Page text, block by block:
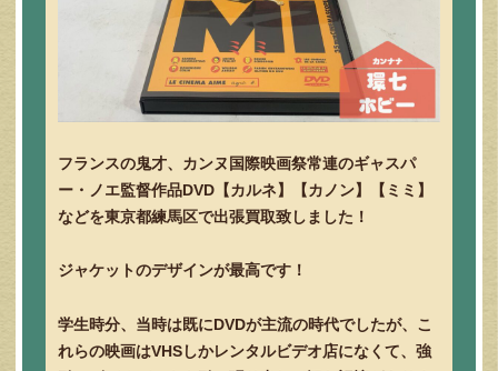
フランスの鬼才、カンヌ国際映画祭常連のギャスパ
ー・ノエ監督作品DVD【カルネ】【カノン】【ミミ】
などを東京都練馬区で出張買取致しました！
ジャケットのデザインが最高です！
学生時分、当時は既にDVDが主流の時代でしたが、こ
れらの映画はVHSしかレンタルビデオ店になくて、強